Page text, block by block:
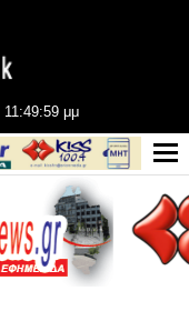
11:50:00 μμ